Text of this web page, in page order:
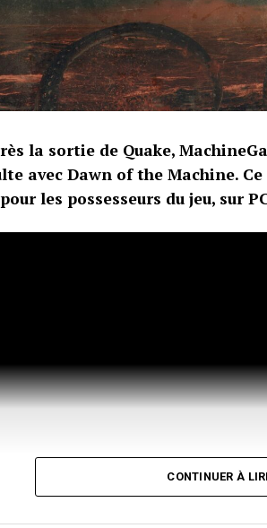
la sortie de Quake,
avec Dawn of the Machine.
les possesseurs du jeu, sur
CONTINUER À